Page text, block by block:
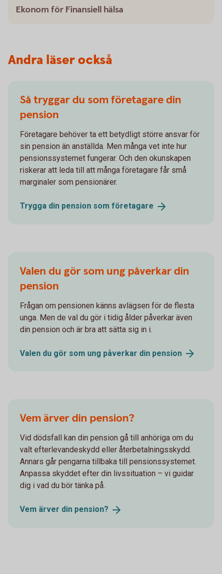
Ekonom för Finansiell hälsa
Andra läser också
Så tryggar du som företagare din
pension
Företagare behöver ta ett betydligt större ansvar för
sin pension än anställda. Men många vet inte hur
pensionssystemet fungerar. Och den okunskapen
riskerar att leda till att många företagare får små
marginaler som pensionärer.
Trygga din pension som företagare
Valen du gör som ung påverkar din
pension
Frågan om pensionen känns avlägsen för de flesta
unga. Men de val du gör i tidig ålder påverkar även
din pension och är bra att sätta sig in i.
Valen du gör som ung påverkar din pension
Vem ärver din pension?
Vid dödsfall kan din pension gå till anhöriga om du
valt efterlevandeskydd eller återbetalningsskydd.
Annars går pengarna tillbaka till pensionssystemet.
Anpassa skyddet efter din livssituation – vi guidar
dig i vad du bör tänka på.
Vem ärver din pension?